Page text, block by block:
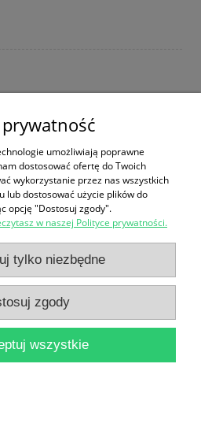
19,00 zł
do koszyka
Geschichten aus aller
umożliwiają poprawne
dostosować ofertę do Twoich
wykorzystanie przez nas wszystkich
lub dostosować użycie plików do
opcję "Dostosuj zgody".
w naszej Polityce prywatności.
tylko niezbędne
zgody
wszystkie